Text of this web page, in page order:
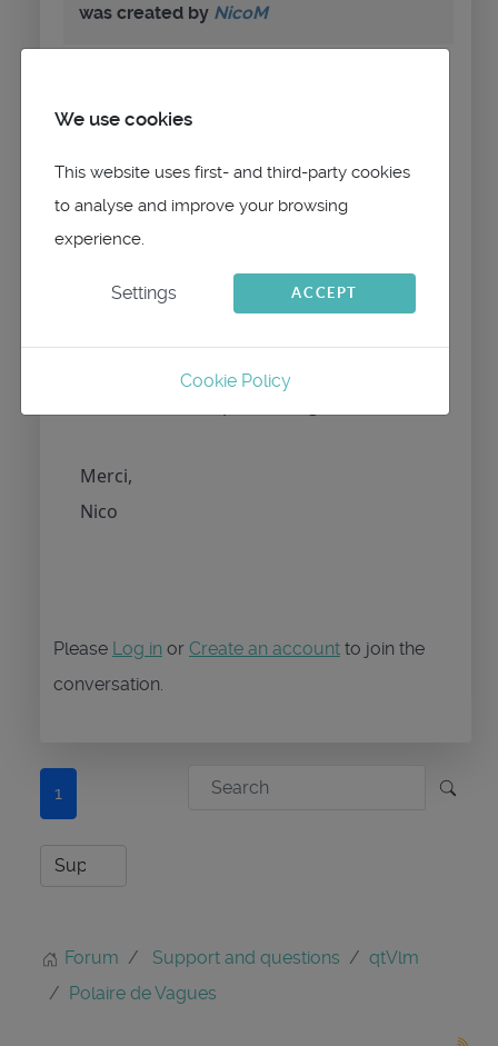
was created by NicoM
Qui aurait une base à partager ou une
Merci,
Nico
Please Log in or Create an account to join the
conversation.
1
Forum Support and questions
qtVlm
Polaire de Vagues
We use cookies
This website uses first- and third-party cookies
to analyse and improve your browsing
experience.
Settings ACCEPT
Cookie Policy